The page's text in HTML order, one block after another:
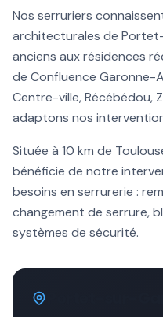
Nos serruriers
architecturales de
anciens aux résidences
de Confluence Garonne-
Centre-ville, Récébédou,
adaptons nos
Située à 10 km de
bénéficie de notre
besoins en serrurerie :
changement de serrure,
systèmes de sécurité.